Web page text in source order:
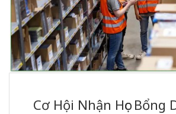
Cơ Hội Nhận Học Bổng